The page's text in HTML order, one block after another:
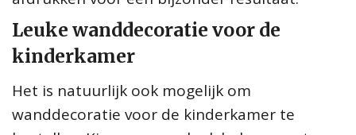
Leuke wanddecoratie voor de
kinderkamer
Het is natuurlijk ook mogelijk om
wanddecoratie voor de kinderkamer te